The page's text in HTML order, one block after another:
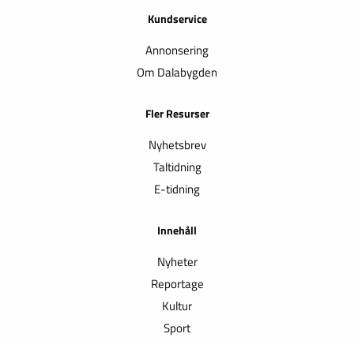
Kundservice
Annonsering
Om Dalabygden
Fler Resurser
Nyhetsbrev
Taltidning
E-tidning
Innehåll
Nyheter
Reportage
Kultur
Sport